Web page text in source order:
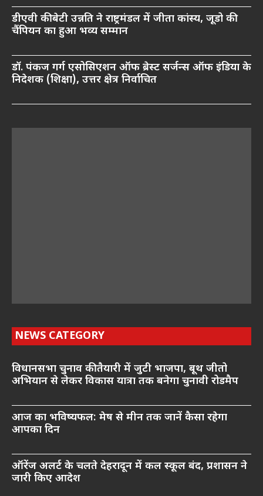
डीएवी की बेटी उन्नति ने राष्ट्रमंडल में जीता कांस्य, जूडो की
चैंपियन का हुआ भव्य सम्मान
डॉ. पंकज गर्ग एसोसिएशन ऑफ ब्रेस्ट सर्जन्स ऑफ इंडिया के
निदेशक (शिक्षा), उत्तर क्षेत्र निर्वाचित
NEWS CATEGORY
विधानसभा चुनाव की तैयारी में जुटी भाजपा, बूथ जीतो
अभियान से लेकर विकास यात्रा तक बनेगा चुनावी रोडमैप
आज का भविष्यफल: मेष से मीन तक जानें कैसा रहेगा
आपका दिन
ऑरेंज अलर्ट के चलते देहरादून में कल स्कूल बंद, प्रशासन ने
जारी किए आदेश